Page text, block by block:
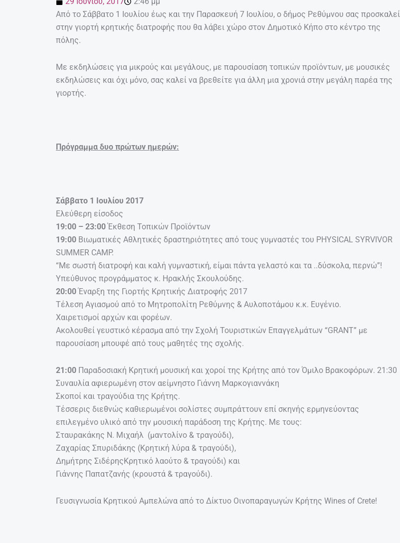
Από το Σάββατο 1 Ιουλίου έως και την Παρασκευή 7 Ιουλίου, ο δήμος Ρεθύμνου σας προσκαλεί
στην γιορτή κρητικής διατροφής που θα λάβει χώρο στον Δημοτικό Κήπο στο κέντρο της
πόλης.
Με εκδηλώσεις για μικρούς και μεγάλους, με παρουσίαση τοπικών προϊόντων, με μουσικές
εκδηλώσεις και όχι μόνο, σας καλεί να βρεθείτε για άλλη μια χρονιά στην μεγάλη παρέα της
γιορτής.
Πρόγραμμα δυο πρώτων ημερών:
Σάββατο 1 Ιουλίου 2017
Ελεύθερη είσοδος
19:00 – 23:00Έκθεση Τοπικών Προϊόντων
19:00 Βιωματικές Αθλητικές δραστηριότητες από τους γυμναστές του PHYSICAL SYRVIVOR
SUMMER CAMP.
“Με σωστή διατροφή και καλή γυμναστική, είμαι πάντα γελαστό και τα ..δύσκολα, περνώ”!
Υπεύθυνος προγράμματος κ. Ηρακλής Σκουλούδης.
20:00Έναρξη της Γιορτής Κρητικής Διατροφής 2017
Τέλεση Αγιασμού από το Μητροπολίτη Ρεθύμνης & Αυλοποτάμου κ.κ. Ευγένιο.
Χαιρετισμοί αρχών και φορέων.
Ακολουθεί γευστικό κέρασμα από την Σχολή Τουριστικών Επαγγελμάτων “GRANT” με
παρουσίαση μπουφέ από τους μαθητές της σχολής.
21:00 Παραδοσιακή Κρητική μουσική και χοροί της Κρήτης από τον Όμιλο Βρακοφόρων. 21:30
Συναυλία αφιερωμένη στον αείμνηστο Γιάννη Μαρκογιαννάκη
Σκοποί και τραγούδια της Κρήτης.
Τέσσερις διεθνώς καθιερωμένοι σολίστες συμπράττουν επί σκηνής ερμηνεύοντας
επιλεγμένο υλικό από την μουσική παράδοση της Κρήτης. Με τους:
Σταυρακάκης Ν. Μιχαήλ (μαντολίνο & τραγούδι),
Ζαχαρίας Σπυριδάκης (Κρητική λύρα & τραγούδι),
Δημήτρης ΣιδέρηςΚρητικό λαούτο & τραγούδι) και
Γιάννης Παπατζανής (κρουστά & τραγούδι).
Γευσιγνωσία Κρητικού Αμπελώνα από το Δίκτυο Οινοπαραγωγών Κρήτης Wines of Crete!